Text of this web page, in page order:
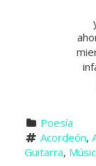
Poesía
Acordeón,
Guitarra,